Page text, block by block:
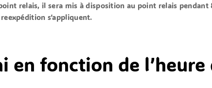
relais, il sera mis à disposition au point relais pendant
s’appliquent.
en fonction de